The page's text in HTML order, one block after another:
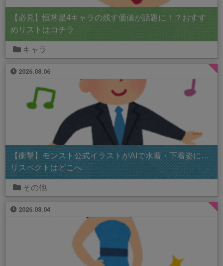
【必見】恒常星4キャラの残す価値が話題に！？おすす
めリストはコチラ
キャラ
2026.08.06
【衝撃】モンスト公式イラストがAIで水着・下着姿に…
リスペクトはどこへ
その他
2026.08.04